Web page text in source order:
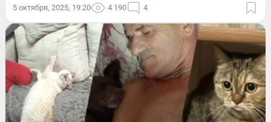
5 октября, 2025, 19:20 4 190 4